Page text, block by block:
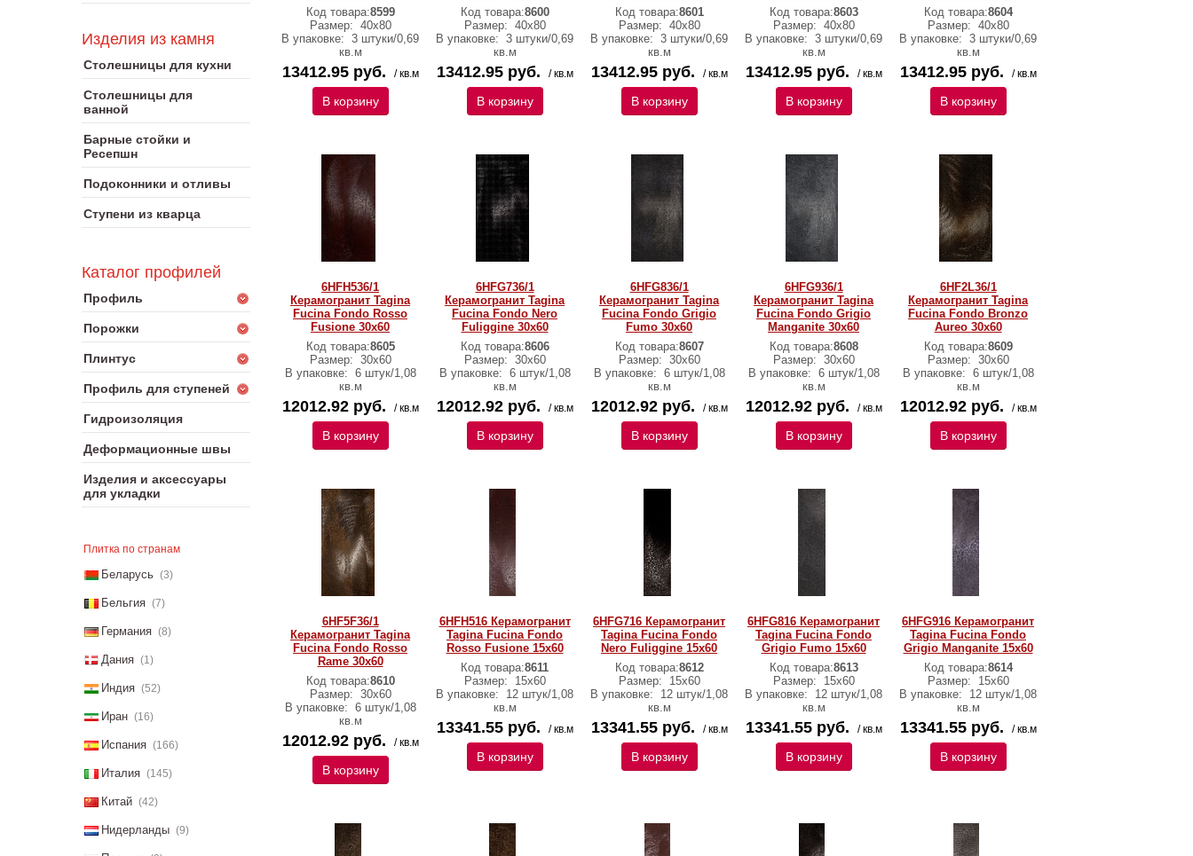
Изделия из камня
Столешницы для кухни
Столешницы для
ванной
Барные стойки и
Ресепшн
Подоконники и отливы
Ступени из кварца
Каталог профилей
Профиль
Порожки
Плинтус
Профиль для ступеней
Гидроизоляция
Деформационные швы
Изделия и аксессуары
для укладки
Плитка по странам
Беларусь (3)
Бельгия (7)
Германия (8)
Дания (1)
Индия (52)
Иран (16)
Испания (166)
Италия (145)
Китай (42)
Нидерланды (9)
Код товара:8599
Размер: 40x80
В упаковке: 3 штуки/0,69
кв.м
13412.95 руб. / кв.м
В корзину
Код товара:8600
Размер: 40x80
В упаковке: 3 штуки/0,69
кв.м
13412.95 руб. / кв.м
В корзину
Код товара:8601
Размер: 40x80
В упаковке: 3 штуки/0,69
кв.м
13412.95 руб. / кв.м
В корзину
Код товара:8603
Размер: 40x80
В упаковке: 3 штуки/0,69
кв.м
13412.95 руб. / кв.м
В корзину
Код товара:8604
Размер: 40x80
В упаковке: 3 штуки/0,69
кв.м
13412.95 руб. / кв.м
В корзину
6HFH536/1
Керамогранит Tagina
Fucina Fondo Rosso
Fusione 30x60
Код товара:8605
Размер: 30x60
В упаковке: 6 штук/1,08
кв.м
12012.92 руб. / кв.м
В корзину
6HFG736/1
Керамогранит Tagina
Fucina Fondo Nero
Fuliggine 30x60
Код товара:8606
Размер: 30x60
В упаковке: 6 штук/1,08
кв.м
12012.92 руб. / кв.м
В корзину
6HFG836/1
Керамогранит Tagina
Fucina Fondo Grigio
Fumo 30x60
Код товара:8607
Размер: 30x60
В упаковке: 6 штук/1,08
кв.м
12012.92 руб. / кв.м
В корзину
6HFG936/1
Керамогранит Tagina
Fucina Fondo Grigio
Manganite 30x60
Код товара:8608
Размер: 30x60
В упаковке: 6 штук/1,08
кв.м
12012.92 руб. / кв.м
В корзину
6HF2L36/1
Керамогранит Tagina
Fucina Fondo Bronzo
Aureo 30x60
Код товара:8609
Размер: 30x60
В упаковке: 6 штук/1,08
кв.м
12012.92 руб. / кв.м
В корзину
6HF5F36/1
Керамогранит Tagina
Fucina Fondo Rosso
Rame 30x60
Код товара:8610
Размер: 30x60
В упаковке: 6 штук/1,08
кв.м
12012.92 руб. / кв.м
В корзину
6HFH516 Керамогранит
Tagina Fucina Fondo
Rosso Fusione 15x60
Код товара:8611
Размер:
15x60
В упаковке:
12 штук/1,08
кв.м
13341.55 руб. / кв.м
В корзину
6HFG716 Керамогранит
Tagina Fucina Fondo
Nero Fuliggine 15x60
Код товара:8612
Размер:
15x60
В упаковке:
12 штук/1,08
кв.м
13341.55 руб. / кв.м
В корзину
6HFG816 Керамогранит
Tagina Fucina Fondo
Grigio Fumo 15x60
Код товара:8613
Размер:
15x60
В упаковке:
12 штук/1,08
кв.м
13341.55 руб. / кв.м
В корзину
6HFG916 Керамогранит
Tagina Fucina Fondo
Grigio Manganite 15x60
Код товара:8614
Размер:
15x60
В упаковке:
12 штук/1,08
кв.м
13341.55 руб. / кв.м
В корзину